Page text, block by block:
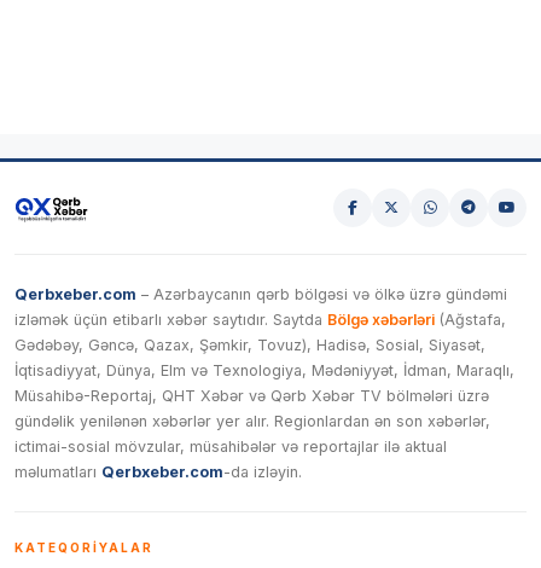
Qerbxeber.com – Azərbaycanın qərb bölgəsi və ölkə üzrə gündəmi
izləmək üçün etibarlı xəbər saytıdır. Saytda Bölgə xəbərləri (Ağstafa,
Gədəbəy, Gəncə, Qazax, Şəmkir, Tovuz), Hadisə, Sosial, Siyasət,
İqtisadiyyat, Dünya, Elm və Texnologiya, Mədəniyyət, İdman, Maraqlı,
Müsahibə-Reportaj, QHT Xəbər və Qərb Xəbər TV bölmələri üzrə
gündəlik yenilənən xəbərlər yer alır. Regionlardan ən son xəbərlər,
ictimai-sosial mövzular, müsahibələr və reportajlar ilə aktual
məlumatları Qerbxeber.com-da izləyin.
KATEQORIYALAR